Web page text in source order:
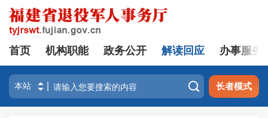
首页 机构职能 政务公开 解读回应 办事服务
 长者模式